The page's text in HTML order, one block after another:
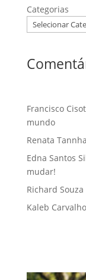
Categorias
Francisco
mundo
Renata
Edna Santos
mudar!
Richard Souza
Kaleb Carvalho